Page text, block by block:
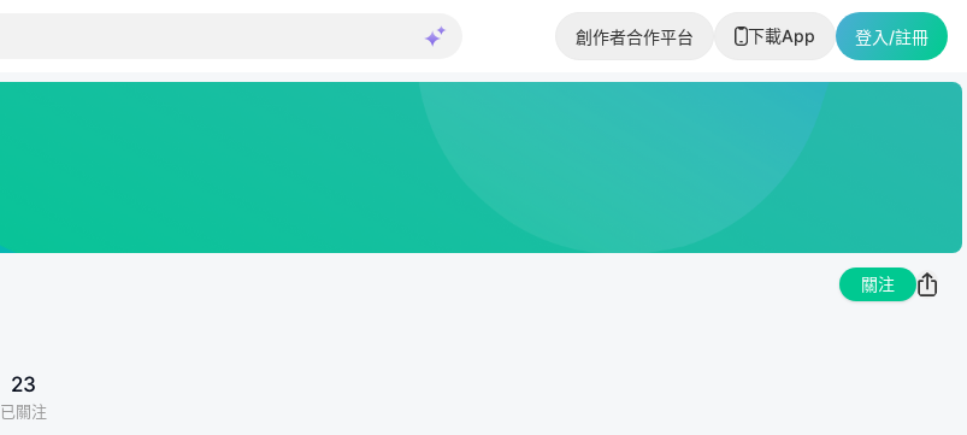
創作者合作平台 下載App 登入/註冊
關注
23
已關注